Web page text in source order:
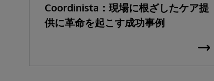
Coordinista：現場に根ざしたケア提
供に革命を起こす成功事例